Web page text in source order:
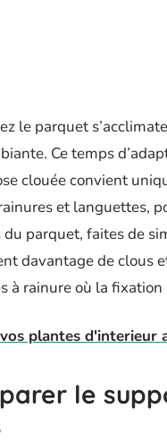
le parquet
Ce temps
clouée convient
et languettes,
parquet, faites de
davantage de clous
à rainure où la
plantes d'interieur
le